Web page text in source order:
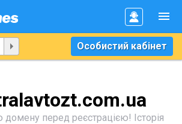
Особистий кабінет
домену перед реєстрацією! Історія